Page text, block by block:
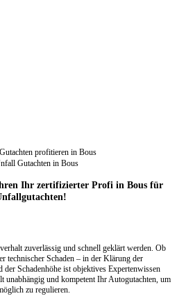
Ihr zertifizierter Profi in Bous für
zuverlässig und schnell geklärt werden. Ob
technischer Schaden – in der Klärung der
Schadenhöhe ist objektives Expertenwissen
unabhängig und kompetent Ihr Autogutachten, um
zu regulieren.